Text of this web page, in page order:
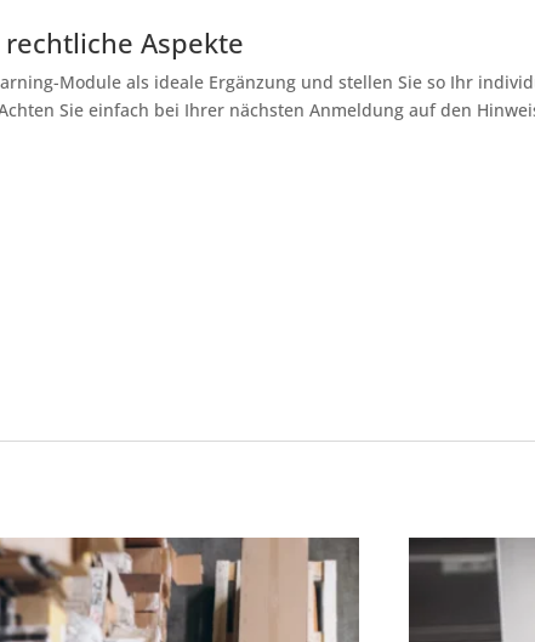
rechtliche Aspekte
Module als ideale Ergänzung und stellen Sie so Ihr
Sie einfach bei Ihrer nächsten Anmeldung auf den